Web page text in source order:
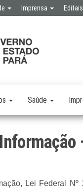
Imprensa Editais
Saúde
Lei Federal